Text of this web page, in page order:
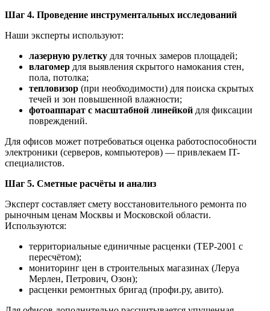
Шаг 4. Проведение инструментальных исследований
Наши эксперты используют:
лазерную рулетку для точных замеров площадей;
влагомер для выявления скрытого намокания стен,
пола, потолка;
тепловизор (при необходимости) для поиска скрытых
течей и зон повышенной влажности;
фотоаппарат с масштабной линейкой для фиксации
повреждений.
Для офисов может потребоваться оценка работоспособности
электроники (серверов, компьютеров) — привлекаем IT-
специалистов.
Шаг 5. Сметные расчёты и анализ
Эксперт составляет смету восстановительного ремонта по
рыночным ценам Москвы и Московской области.
Используются:
территориальные единичные расценки (ТЕР-2001 с
пересчётом);
мониторинг цен в строительных магазинах (Леруа
Мерлен, Петрович, Озон);
расценки ремонтных бригад (профи.ру, авито).